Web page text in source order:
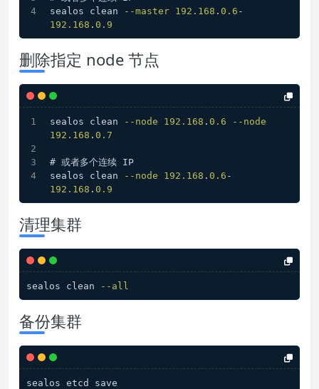
sealos clean
--master 192.168 . 0.6 -
192.168 . 0.9
删除指定 node 节点
sealos clean --node 192.168 . 0.6
--node
192.168 . 0.7
# 或者多个连续 IP
sealos clean
--node 192.168 . 0.6 -
192.168 . 0.9
清理集群
sealos clean --all
备份集群
sealos etcd save